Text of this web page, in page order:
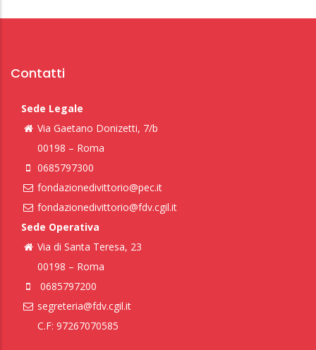
Contatti
Sede Legale
Via Gaetano Donizetti, 7/b
00198 – Roma
0685797300
fondazionedivittorio@pec.it
fondazionedivittorio@fdv.cgil.it
Sede Operativa
Via di Santa Teresa, 23
00198 – Roma
0685797200
segreteria@fdv.cgil.it
C.F: 97267070585